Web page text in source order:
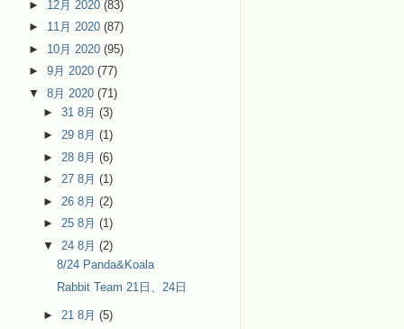
► 12月 2020(83)
► 11月 2020(87)
► 10月 2020(95)
►9月 2020(77)
▼8月 2020(71)
► 31 8月 (3)
► 29 8月 (1)
► 28 8月 (6)
► 27 8月 (1)
► 26 8月 (2)
► 25 8月 (1)
▼ 24 8月 (2)
8/24 Panda&Koala
Rabbit Team 21日、24日
► 21 8月 (5)